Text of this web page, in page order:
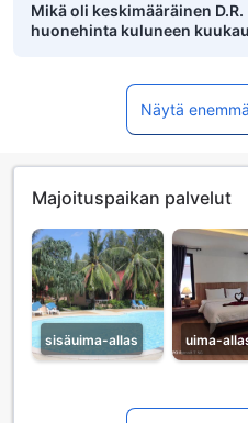
Mikä oli keskimääräinen
huonehinta kuluneen
Näytä
Majoituspaikan palvelut
sisäuima-allas uima-